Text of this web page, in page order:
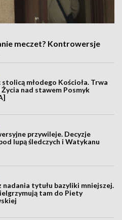
meczet? Kontrowersje
stolicą młodego Kościoła. Trwa
nad stawem Posmyk
przywileje. Decyzje
lupą śledczych i Watykanu
nadania tytułu bazyliki mniejszej.
tam do Piety